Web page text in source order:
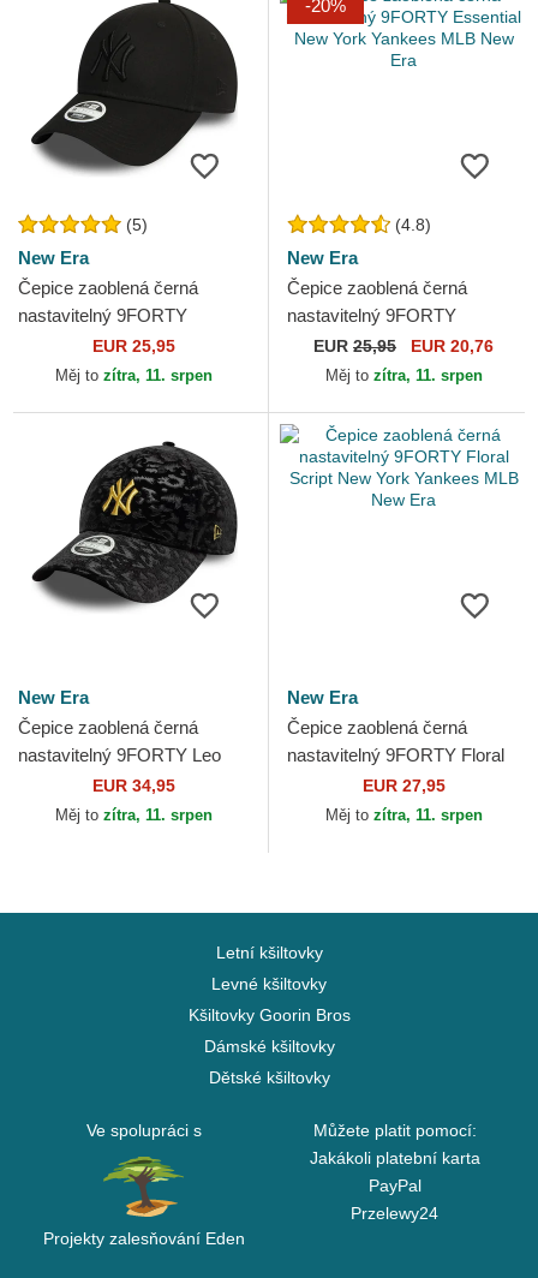
(5)
New Era
Čepice zaoblená černá
nastavitelný 9FORTY
Essential New York Yankees
MLB New Era
EUR 25,95
Měj to zítra, 11. srpen
-20%
(4.8)
New Era
Čepice zaoblená černá
nastavitelný 9FORTY
Essential New York Yankees
MLB New Era
EUR 25,95 EUR 20,76
Měj to zítra, 11. srpen
New Era
Čepice zaoblená černá
nastavitelný 9FORTY Leo
Velour Metallic New York
Yankees MLB New Era
EUR 34,95
Měj to zítra, 11. srpen
New Era
Čepice zaoblená černá
nastavitelný 9FORTY Floral
Script New York Yankees
MLB New Era
EUR 27,95
Měj to zítra, 11. srpen
Letní kšiltovky
Levné kšiltovky
Kšiltovky Goorin Bros
Dámské kšiltovky
Dětské kšiltovky
Ve spolupráci s
Projekty zalesňování Eden
Můžete platit pomocí:
Jakákoli platební karta
PayPal
Przelewy24